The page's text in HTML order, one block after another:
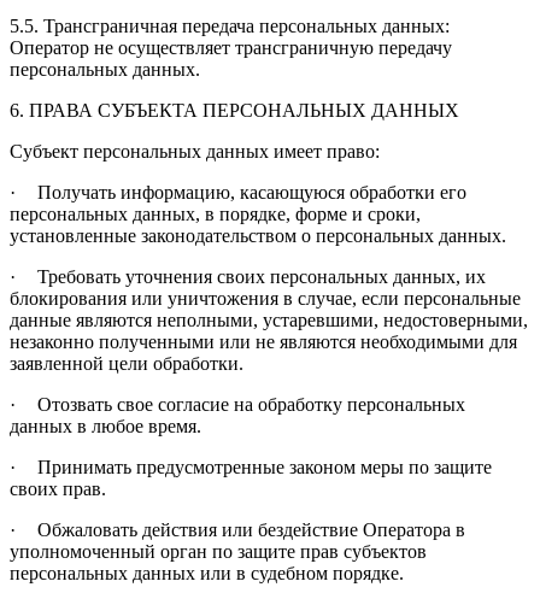
5.5. Трансграничная передача персональных данных:
Оператор не осуществляет трансграничную передачу
персональных данных.
6. ПРАВА СУБЪЕКТА ПЕРСОНАЛЬНЫХ ДАННЫХ
Субъект персональных данных имеет право:
·
Получать информацию, касающуюся обработки его
персональных данных, в порядке, форме и сроки,
установленные законодательством о персональных данных.
·
Требовать уточнения своих персональных данных, их
блокирования или уничтожения в случае, если персональные
данные являются неполными, устаревшими, недостоверными,
незаконно полученными или не являются необходимыми для
заявленной цели обработки.
·
Отозвать свое согласие на обработку персональных
данных в любое время.
·
Принимать предусмотренные законом меры по защите
своих прав.
·
Обжаловать действия или бездействие Оператора в
уполномоченный орган по защите прав субъектов
персональных данных или в судебном порядке.